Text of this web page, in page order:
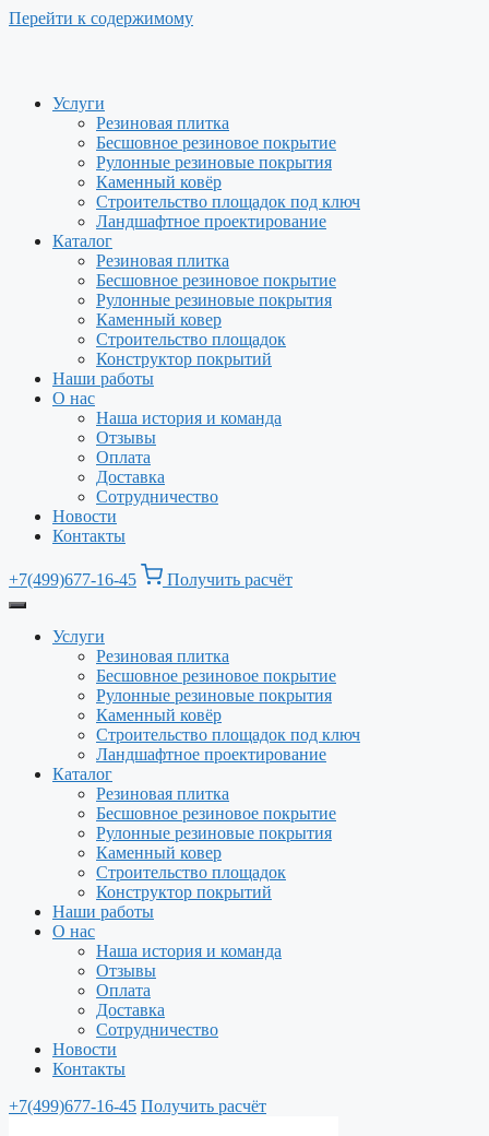
Перейти к содержимому
Услуги
Резиновая плитка
Бесшовное резиновое покрытие
Рулонные резиновые покрытия
Каменный ковёр
Строительство площадок под ключ
Ландшафтное проектирование
Каталог
Резиновая плитка
Бесшовное резиновое покрытие
Рулонные резиновые покрытия
Каменный ковер
Строительство площадок
Конструктор покрытий
Наши работы
О нас
Наша история и команда
Отзывы
Оплата
Доставка
Сотрудничество
Новости
Контакты
+7(499)677-16-45 Получить расчёт
Услуги
Резиновая плитка
Бесшовное резиновое покрытие
Рулонные резиновые покрытия
Каменный ковёр
Строительство площадок под ключ
Ландшафтное проектирование
Каталог
Резиновая плитка
Бесшовное резиновое покрытие
Рулонные резиновые покрытия
Каменный ковер
Строительство площадок
Конструктор покрытий
Наши работы
О нас
Наша история и команда
Отзывы
Оплата
Доставка
Сотрудничество
Новости
Контакты
+7(499)677-16-45 Получить расчёт